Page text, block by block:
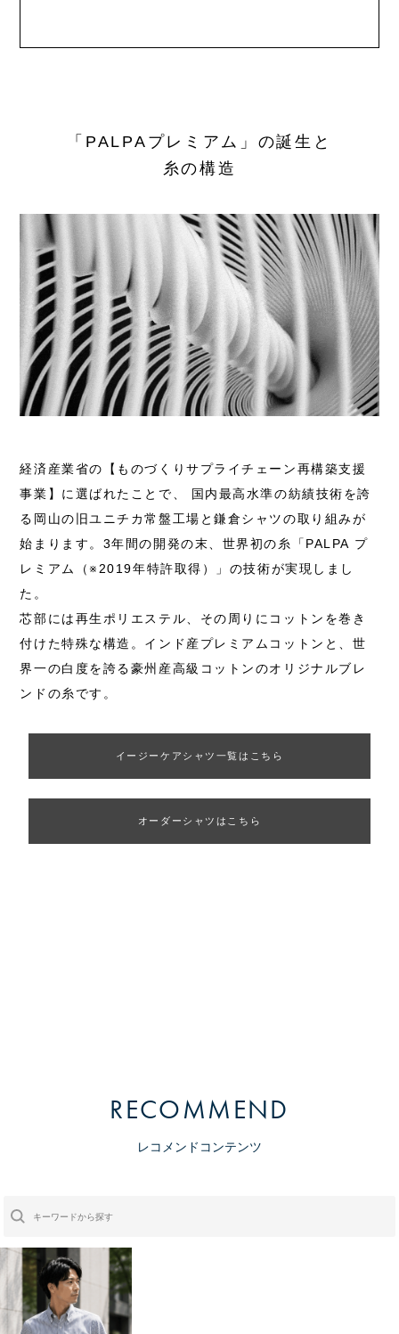
「PALPAプレミアム」の誕生と
糸の構造
経済産業省の【ものづくりサプライチェーン再構築支援
事業】に選ばれたことで、 国内最高水準の紡績技術を誇
る岡山の旧ユニチカ常盤工場と鎌倉シャツの取り組みが
始まります。3年間の開発の末、世界初の糸「PALPA プ
レミアム（※2019年特許取得）」の技術が実現しまし
た。
芯部には再生ポリエステル、その周りにコットンを巻き
付けた特殊な構造。インド産プレミアムコットンと、世
界一の白度を誇る豪州産高級コットンのオリジナルブレ
ンドの糸です。
イージーケアシャツ一覧はこちら
オーダーシャツはこちら
RECOMMEND
レコメンドコンテンツ